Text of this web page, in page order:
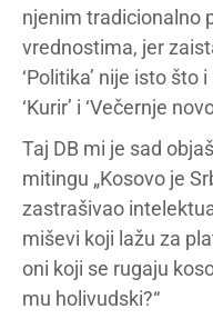
njenim tradicionalno
vrednostima, jer
‘Politika’ nije isto što
‘Kurir’ i ‘Večernje
Taj DB mi je sad
mitingu „Kosovo je
zastrašivao
miševi koji lažu za
oni koji se rugaju
mu holivudski?“